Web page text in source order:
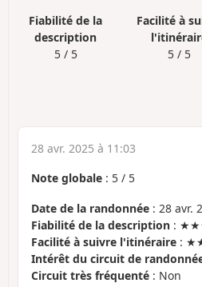
Fiabilité de la
description
5 / 5
Facilité à
5 / 5
28 avr. 2025 à 11:03
Note globale : 5 / 5
Date de la randonnée : 28 avr.
Fiabilité de la description :
Facilité à suivre l'itinéraire :
Intérêt du circuit de
Circuit très fréquenté : Non